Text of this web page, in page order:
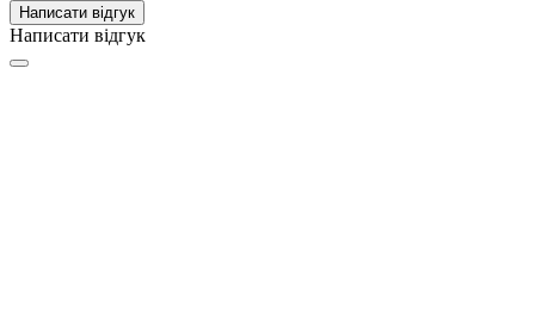
Написати відгук
Написати відгук